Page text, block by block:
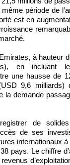
période de
est en
à hauteur
en incluant
une hausse de
9,6 milliards)
la demande
de
de ses
internationaux
pays. Le chiffre